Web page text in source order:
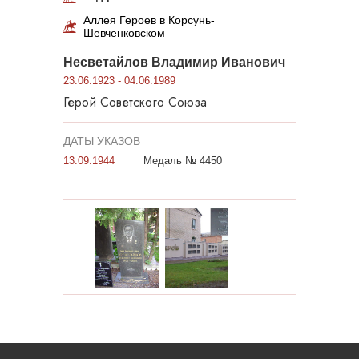
Аллея Героев в Корсунь-
Шевченковском
Несветайлов Владимир Иванович
23.06.1923 - 04.06.1989
Герой Советского Союза
ДАТЫ УКАЗОВ
13.09.1944 Медаль № 4450